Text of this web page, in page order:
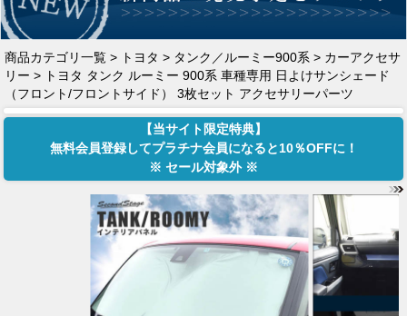
商品カテゴリ一覧 > トヨタ > タンク／ルーミー900系 > カーアクセサ
リー > トヨタ タンク ルーミー 900系 車種専用 日よけサンシェード
（フロント/フロントサイド） 3枚セット アクセサリーパーツ
【当サイト限定特典】
無料会員登録してプラチナ会員になると10％OFFに！
※ セール対象外 ※